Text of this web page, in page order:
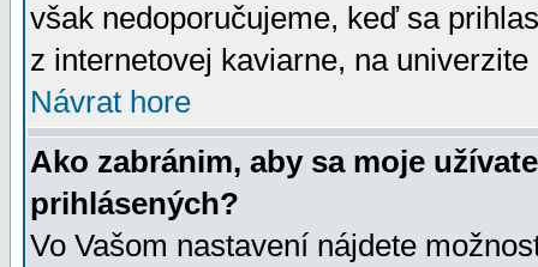
však nedoporučujeme, keď sa
z internetovej kaviarne, na univerzite
Návrat hore
Ako zabránim, aby sa moje
prihlásených?
Vo Vašom nastavení nájdete